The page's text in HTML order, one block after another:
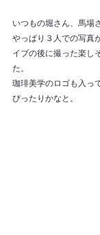
いつもの堀さん、馬場
やっぱり３人での写真
イブの後に撮った楽し
た。
珈琲美学のロゴも入っ
ぴったりかなと。